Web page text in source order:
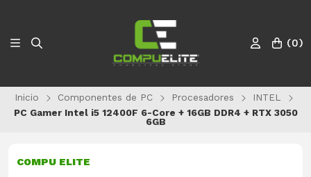
(0)
Inicio Componentes de PC Procesadores
INTEL
PC Gamer Intel i5 12400F 6-Core + 16GB DDR4 + RTX 3050
6GB
COMPU ELITE